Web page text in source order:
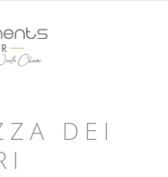
DEI